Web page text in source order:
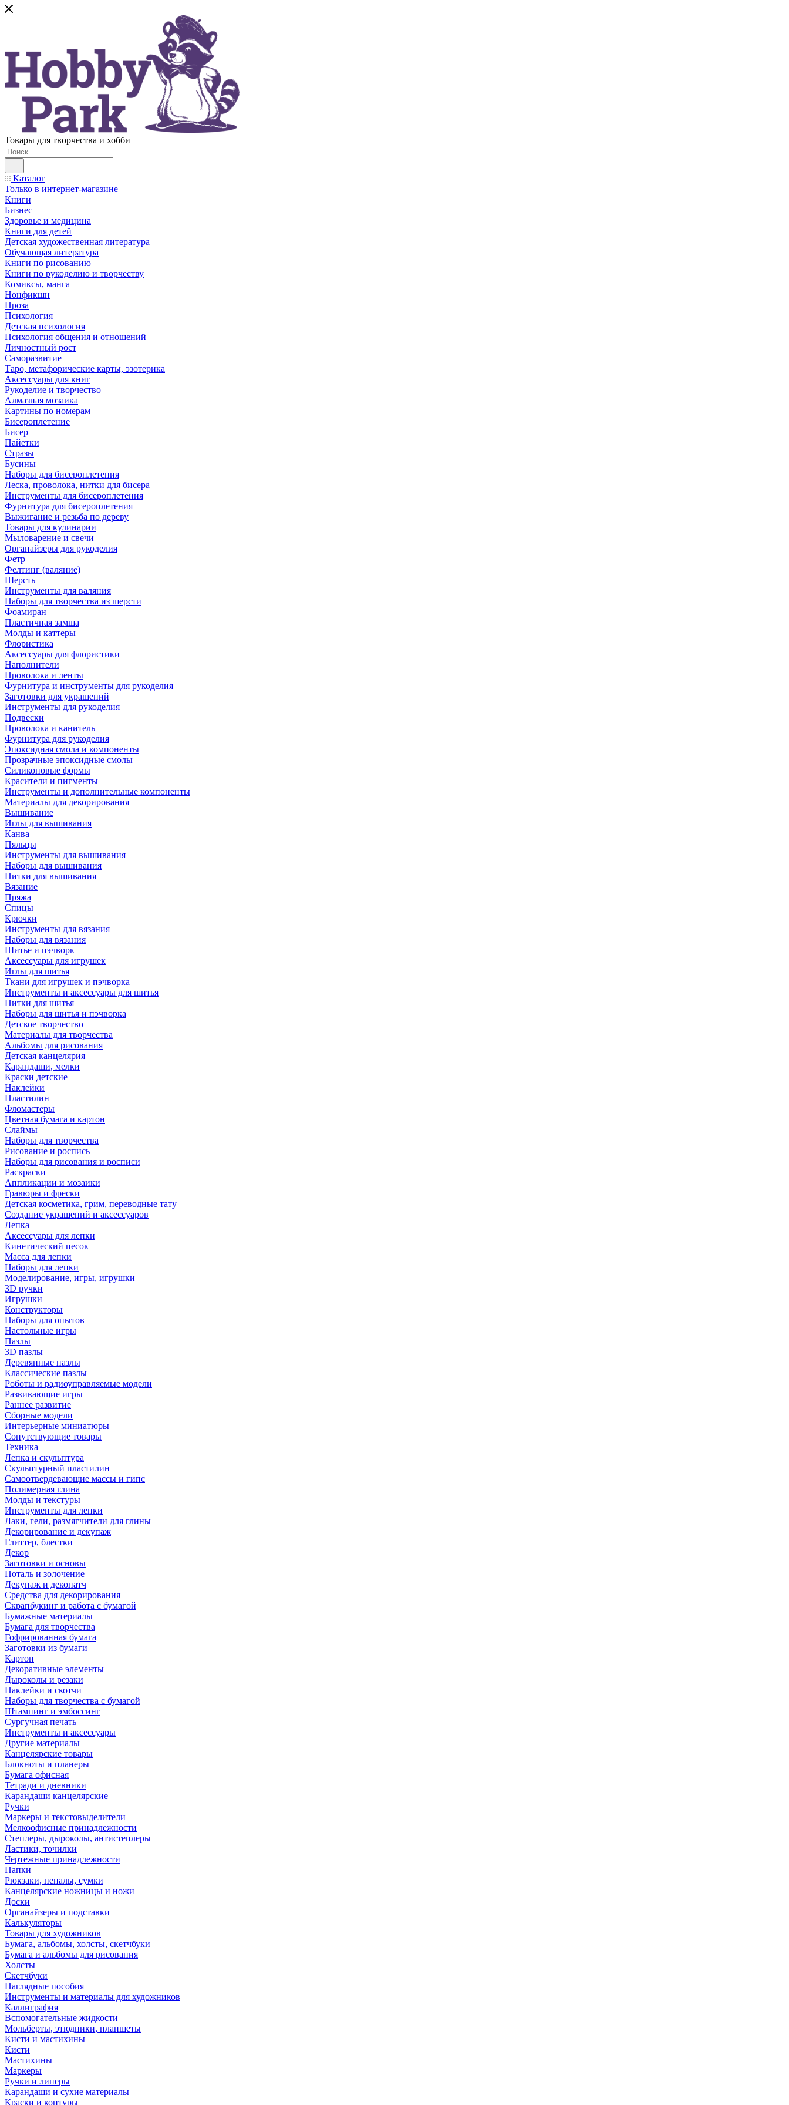
Товары для творчества и хобби
Каталог
Только в интернет-магазине
Книги
Бизнес
Здоровье и медицина
Книги для детей
Детская художественная литература
Обучающая литература
Книги по рисованию
Книги по рукоделию и творчеству
Комиксы, манга
Нонфикшн
Проза
Психология
Детская психология
Психология общения и отношений
Личностный рост
Саморазвитие
Таро, метафорические карты, эзотерика
Аксессуары для книг
Рукоделие и творчество
Алмазная мозаика
Картины по номерам
Бисероплетение
Бисер
Пайетки
Стразы
Бусины
Наборы для бисероплетения
Леска, проволока, нитки для бисера
Инструменты для бисероплетения
Фурнитура для бисероплетения
Выжигание и резьба по дереву
Товары для кулинарии
Мыловарение и свечи
Органайзеры для рукоделия
Фетр
Фелтинг (валяние)
Шерсть
Инструменты для валяния
Наборы для творчества из шерсти
Фоамиран
Пластичная замша
Молды и каттеры
Флористика
Аксессуары для флористики
Наполнители
Проволока и ленты
Фурнитура и инструменты для рукоделия
Заготовки для украшений
Инструменты для рукоделия
Подвески
Проволока и канитель
Фурнитура для рукоделия
Эпоксидная смола и компоненты
Прозрачные эпоксидные смолы
Силиконовые формы
Красители и пигменты
Инструменты и дополнительные компоненты
Материалы для декорирования
Вышивание
Иглы для вышивания
Канва
Пяльцы
Инструменты для вышивания
Наборы для вышивания
Нитки для вышивания
Вязание
Пряжа
Спицы
Крючки
Инструменты для вязания
Наборы для вязания
Шитье и пэчворк
Аксессуары для игрушек
Иглы для шитья
Ткани для игрушек и пэчворка
Инструменты и аксессуары для шитья
Нитки для шитья
Наборы для шитья и пэчворка
Детское творчество
Материалы для творчества
Альбомы для рисования
Детская канцелярия
Карандаши, мелки
Краски детские
Наклейки
Пластилин
Фломастеры
Цветная бумага и картон
Слаймы
Наборы для творчества
Рисование и роспись
Наборы для рисования и росписи
Раскраски
Аппликации и мозаики
Гравюры и фрески
Детская косметика, грим, переводные тату
Создание украшений и аксессуаров
Лепка
Аксессуары для лепки
Кинетический песок
Масса для лепки
Наборы для лепки
Моделирование, игры, игрушки
3D ручки
Игрушки
Конструкторы
Наборы для опытов
Настольные игры
Пазлы
3D пазлы
Деревянные пазлы
Классические пазлы
Роботы и радиоуправляемые модели
Развивающие игры
Раннее развитие
Сборные модели
Интерьерные миниатюры
Сопутствующие товары
Техника
Лепка и скульптура
Скульптурный пластилин
Самоотвердевающие массы и гипс
Полимерная глина
Молды и текстуры
Инструменты для лепки
Лаки, гели, размягчители для глины
Декорирование и декупаж
Глиттер, блестки
Декор
Заготовки и основы
Поталь и золочение
Декупаж и декопатч
Средства для декорирования
Скрапбукинг и работа с бумагой
Бумажные материалы
Бумага для творчества
Гофрированная бумага
Заготовки из бумаги
Картон
Декоративные элементы
Дыроколы и резаки
Наклейки и скотчи
Наборы для творчества с бумагой
Штампинг и эмбоссинг
Сургучная печать
Инструменты и аксессуары
Другие материалы
Канцелярские товары
Блокноты и планеры
Бумага офисная
Тетради и дневники
Карандаши канцелярские
Ручки
Маркеры и текстовыделители
Мелкоофисные принадлежности
Степлеры, дыроколы, антистеплеры
Ластики, точилки
Чертежные принадлежности
Папки
Рюкзаки, пеналы, сумки
Канцелярские ножницы и ножи
Доски
Органайзеры и подставки
Калькуляторы
Товары для художников
Бумага, альбомы, холсты, скетчбуки
Бумага и альбомы для рисования
Холсты
Скетчбуки
Наглядные пособия
Инструменты и материалы для художников
Каллиграфия
Вспомогательные жидкости
Мольберты, этюдники, планшеты
Кисти и мастихины
Кисти
Мастихины
Маркеры
Ручки и линеры
Карандаши и сухие материалы
Краски и контуры